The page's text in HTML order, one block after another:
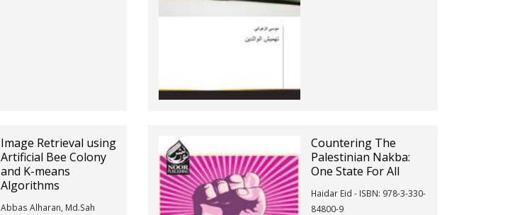
Image Retrieval using
Artificial Bee Colony
and K-means
Algorithms
Abbas Alharan, Md.Sah
Countering The
Palestinian Nakba:
One State For All
Haidar Eid - ISBN: 978-3-330-
84800-9